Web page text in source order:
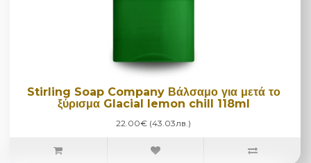
Stirling Soap Company Βάλσαμο για μετά το
ξύρισμα Glacial lemon chill 118ml
22.00€ (43.03лв.)